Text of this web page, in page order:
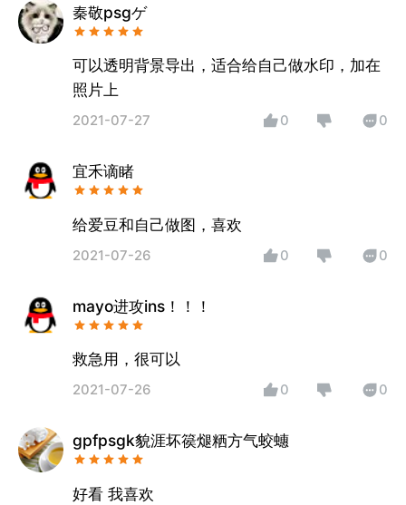
秦敬psgゲ
可以透明背景导出，适合给自己做水印，加在
照片上
2021-07-27 0 0
宜禾谪睹
给爱豆和自己做图，喜欢
2021-07-26 0 0
mayo进攻ins！！！
救急用，很可以
2021-07-26 0 0
gpfpsgk貌涯坏篌煺粞方气蛟蟪
好看 我喜欢